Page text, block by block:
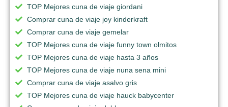
TOP Mejores cuna de viaje giordani
Comprar cuna de viaje joy kinderkraft
Comprar cuna de viaje gemelar
TOP Mejores cuna de viaje funny town olmitos
TOP Mejores cuna de viaje hasta 3 años
TOP Mejores cuna de viaje nuna sena mini
Comprar cuna de viaje asalvo gris
TOP Mejores cuna de viaje hauck babycenter